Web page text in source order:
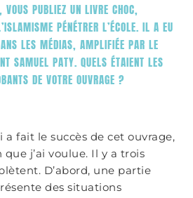
PUBLIEZ UN LIVRE CHOC,
PÉNÉTRER L’ÉCOLE. IL A EU
LES MÉDIAS, AMPLIFIÉE PAR LE
SAMUEL PATY. QUELS ÉTAIENT LES
DE VOTRE OUVRAGE ?
a fait le succès de cet ouvrage,
que j’ai voulue. Il y a trois
D’abord, une partie
des situations